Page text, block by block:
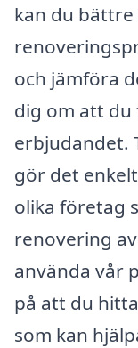
kan du
och jämföra
dig om att du
erbjudandet.
gör det
olika företag
renovering
använda vår
på att du
som kan